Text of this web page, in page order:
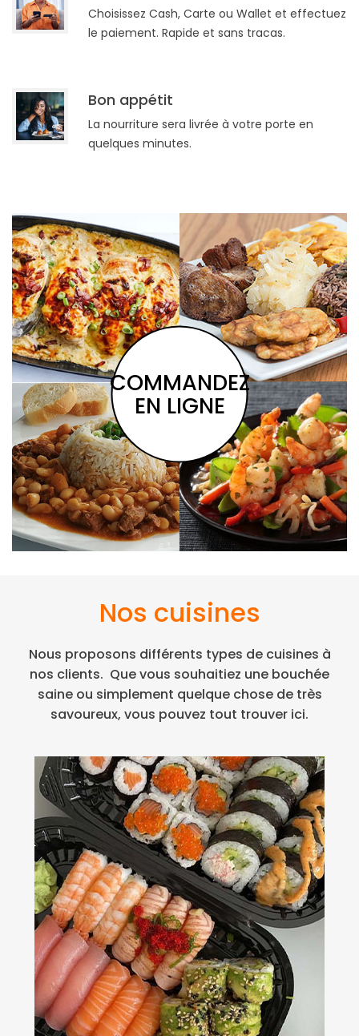
Choisissez Cash, Carte ou Wallet et effectuez
le paiement. Rapide et sans tracas.
Bon appétit
La nourriture sera livrée à votre porte en
quelques minutes.
COMMANDEZ
EN LIGNE
Nos cuisines
Nous proposons différents types de cuisines à
nos clients. Que vous souhaitiez une bouchée
saine ou simplement quelque chose de très
savoureux, vous pouvez tout trouver ici.